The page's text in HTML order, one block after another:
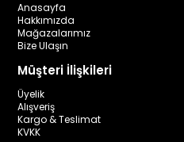
Anasayfa
Hakkımızda
Mağazalarımız
Bize Ulaşın
Müşteri İlişkileri
Üyelik
Alışveriş
Kargo & Teslimat
KVKK